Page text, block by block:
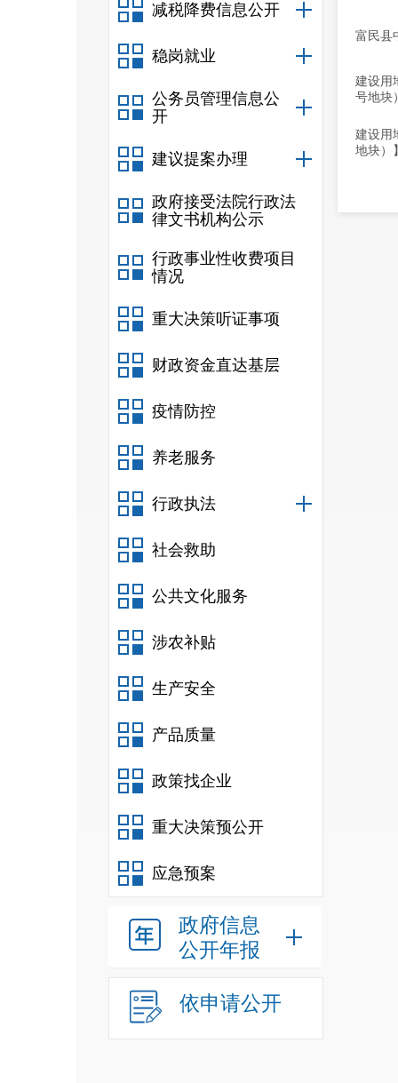
减税降费信息公开
稳岗就业
公务员管理信息公
开
建议提案办理
政府接受法院行政法
律文书机构公示
行政事业性收费项目
情况
重大决策听证事项
财政资金直达基层
疫情防控
养老服务
行政执法
社会救助
公共文化服务
涉农补贴
生产安全
产品质量
政策找企业
重大决策预公开
应急预案
政府信息
公开年报
依申请公开
富民县
建设用
号地块
建设用
地块）